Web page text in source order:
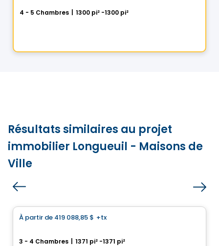
4 - 5 Chambres 1300 pi² -1300 pi²
Résultats similaires au projet
immobilier Longueuil - Maisons de
Ville
À partir de 419 088,85 $ +tx
3 - 4 Chambres 1371 pi² -1371 pi²